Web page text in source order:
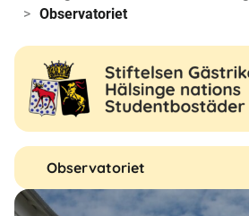
Observatoriet
Observatoriet